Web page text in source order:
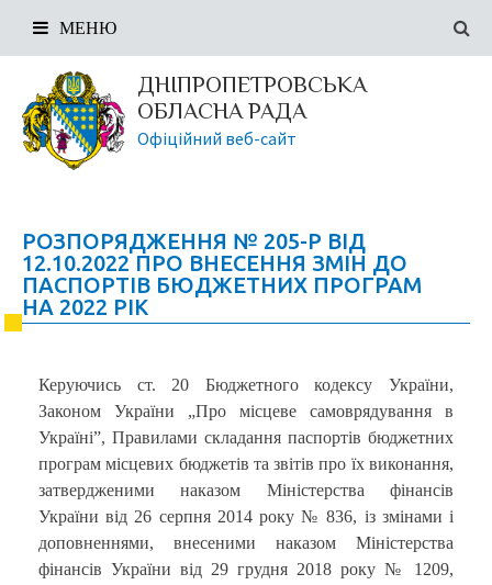
ДНІПРОПЕТРОВСЬКА
ОБЛАСНА РАДА
Офіційний веб-сайт
МЕНЮ
РОЗПОРЯДЖЕННЯ № 205-Р ВІД
12.10.2022 ПРО ВНЕСЕННЯ ЗМІН ДО
ПАСПОРТІВ БЮДЖЕТНИХ ПРОГРАМ
НА 2022 РІК
Керуючись ст. 20 Бюджетного кодексу України,
Законом України „Про місцеве самоврядування в
Україні”, Правилами складання паспортів бюджетних
програм місцевих бюджетів та звітів про їх виконання,
затвердженими наказом Міністерства фінансів
України від 26 серпня 2014 року № 836, із змінами і
доповненнями, внесеними наказом Міністерства
фінансів України від 29 грудня 2018 року № 1209,